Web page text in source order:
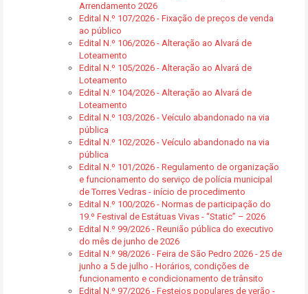
Arrendamento 2026
Edital N.º 107/2026 - Fixação de preços de venda
ao público
Edital N.º 106/2026 - Alteração ao Alvará de
Loteamento
Edital N.º 105/2026 - Alteração ao Alvará de
Loteamento
Edital N.º 104/2026 - Alteração ao Alvará de
Loteamento
Edital N.º 103/2026 - Veículo abandonado na via
pública
Edital N.º 102/2026 - Veículo abandonado na via
pública
Edital N.º 101/2026 - Regulamento de organização
e funcionamento do serviço de polícia municipal
de Torres Vedras - início de procedimento
Edital N.º 100/2026 - Normas de participação do
19.º Festival de Estátuas Vivas - “Static” – 2026
Edital N.º 99/2026 - Reunião pública do executivo
do mês de junho de 2026
Edital N.º 98/2026 - Feira de São Pedro 2026 - 25 de
junho a 5 de julho - Horários, condições de
funcionamento e condicionamento de trânsito
Edital N.º 97/2026 - Festejos populares de verão -